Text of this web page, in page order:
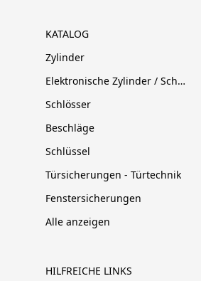
KATALOG
Zylinder
Elektronische Zylinder / Schließsysteme
Schlösser
Beschläge
Schlüssel
Türsicherungen - Türtechnik
Fenstersicherungen
Alle anzeigen
HILFREICHE LINKS